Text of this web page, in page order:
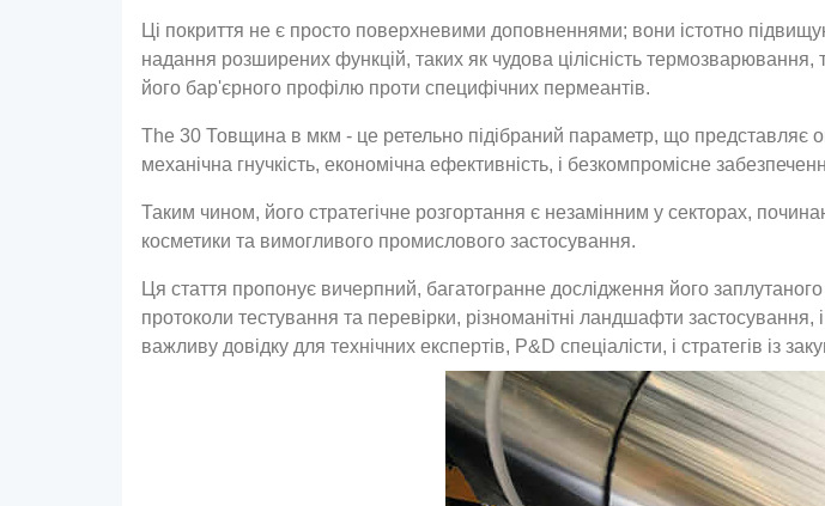
Ці покриття не є просто поверхневими доповненнями; вони істотно
надання розширених функцій, таких як чудова цілісність термозварювання,
його бар'єрного профілю проти специфічних пермеантів.
The 30 Товщина в мкм - це ретельно підібраний параметр, що представляє
механічна гнучкість, економічна ефективність, і безкомпромісне
Таким чином, його стратегічне розгортання є незамінним у секторах,
косметики та вимогливого промислового застосування.
Ця стаття пропонує вичерпний, багатогранне дослідження його
протоколи тестування та перевірки, різноманітні ландшафти
важливу довідку для технічних експертів, Р&D спеціалісти, і стратегів із